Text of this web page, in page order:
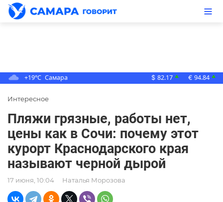
+19°C Самара $ 82.17 ▲ € 94.84 ▲
Интересное
Пляжи грязные, работы нет,
цены как в Сочи: почему этот
курорт Краснодарского края
называют черной дырой
17 июня, 10:04 Наталья Морозова